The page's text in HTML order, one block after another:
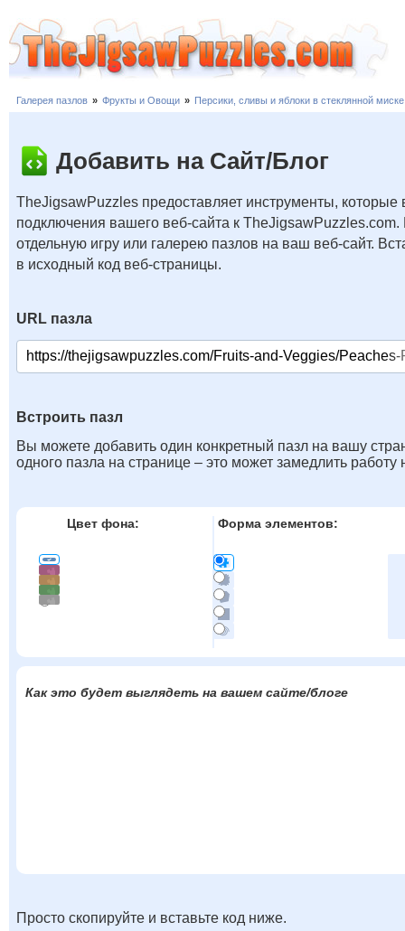
Галерея пазлов » Фрукты и Овощи » Персики, сливы и яблоки в стеклянной миске
Добавить на Сайт/Блог
TheJigsawPuzzles предоставляет инструменты, которые
подключения вашего веб-сайта к
отдельную игру или галерею пазлов на ваш веб-сайт.
в исходный код веб-страницы.
URL пазла
Встроить пазл
Вы можете добавить один конкретный пазл на вашу
одного пазла на странице – это может замедлить
Цвет фона: Форма элементов:
Как это будет выглядеть на вашем сайте/блоге
Просто скопируйте и вставьте код ниже.